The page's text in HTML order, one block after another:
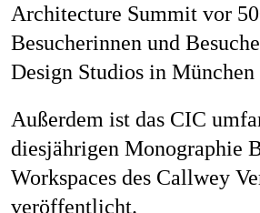
Architecture Summit vor
Besucherinnen und
Design Studios in München
Außerdem ist das CIC
diesjährigen Monographie
Workspaces des Callwey
veröffentlicht.